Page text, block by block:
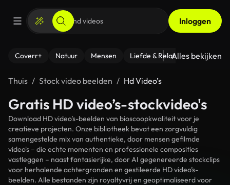
Inloggen
Coverr+ Natuur Mensen Liefde & Relaties - Fitness
Alles bekijken
Thuis Stock video beelden Hd Video’s
Gratis HD video’s-stockvideo's
Download HD video’s-beelden van bioscoopkwaliteit voor je
creatieve projecten. Onze bibliotheek bevat een zorgvuldig
samengestelde mix van authentieke, door mensen gefilmde
video's – die echte momenten en professionele composities
vastleggen – naast fantasierijke, door AI gegenereerde stockclips
voor herhalende achtergronden en gestileerde HD video’s-
beelden. Alle bestanden zijn royaltyvrij en geoptimaliseerd voor